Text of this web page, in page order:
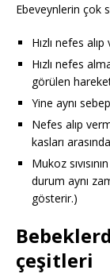
Ebeveynlerin çok
Hızlı nefes
Hızlı nefes
görülen
Yine aynı
Nefes alıp
kasları
Mukoz
durum aynı
gösterir.)
çeşitleri